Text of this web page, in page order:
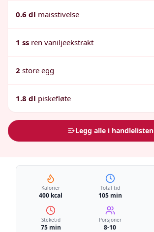
0.6 dl maisstivelse
1 ss ren vaniljeekstrakt
2 store egg
1.8 dl piskefløte
Legg alle i handlelisten
Kalorier
400 kcal
Total tid
105 min
Steketid
75 min
Porsjoner
8-10